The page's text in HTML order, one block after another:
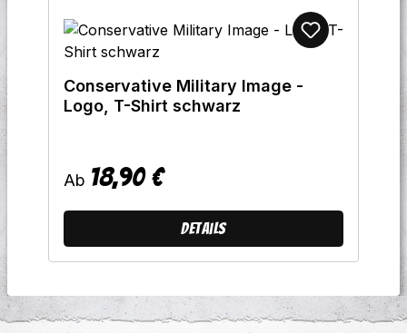
Conservative Military Image -
Logo, T-Shirt schwarz
Regulärer Preis:
Ab 18,90 €
Details